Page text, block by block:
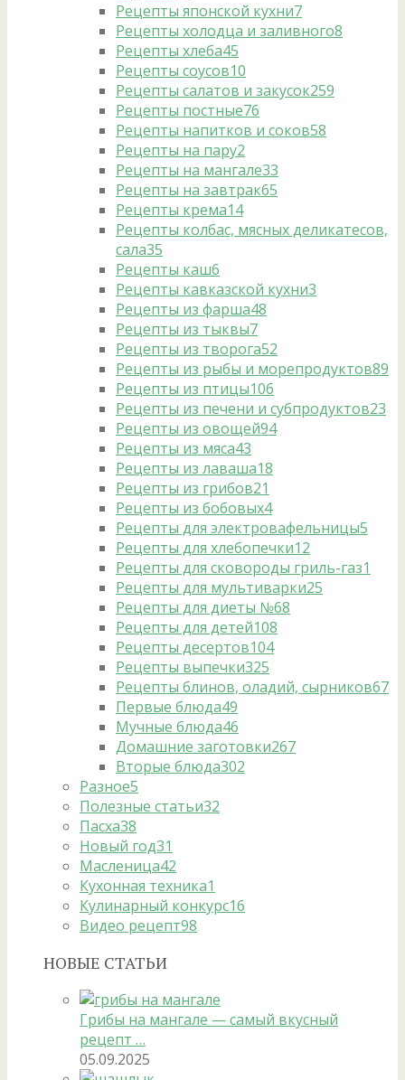
Рецепты японской кухни7
Рецепты холодца и заливного8
Рецепты хлеба45
Рецепты соусов10
Рецепты салатов и закусок259
Рецепты постные76
Рецепты напитков и соков58
Рецепты на пару2
Рецепты на мангале33
Рецепты на завтрак65
Рецепты крема14
Рецепты колбас, мясных деликатесов,
сала35
Рецепты каш6
Рецепты кавказской кухни3
Рецепты из фарша48
Рецепты из тыквы7
Рецепты из творога52
Рецепты из рыбы и морепродуктов89
Рецепты из птицы106
Рецепты из печени и субпродуктов23
Рецепты из овощей94
Рецепты из мяса43
Рецепты из лаваша18
Рецепты из грибов21
Рецепты из бобовых4
Рецепты для электровафельницы5
Рецепты для хлебопечки12
Рецепты для сковороды гриль-газ1
Рецепты для мультиварки25
Рецепты для диеты №68
Рецепты для детей108
Рецепты десертов104
Рецепты выпечки325
Рецепты блинов, оладий, сырников67
Первые блюда49
Мучные блюда46
Домашние заготовки267
Вторые блюда302
Разное5
Полезные статьи32
Пасха38
Новый год31
Масленица42
Кухонная техника1
Кулинарный конкурс16
Видео рецепт98
НОВЫЕ СТАТЬИ
Грибы на мангале — самый вкусный
рецепт …
05.09.2025